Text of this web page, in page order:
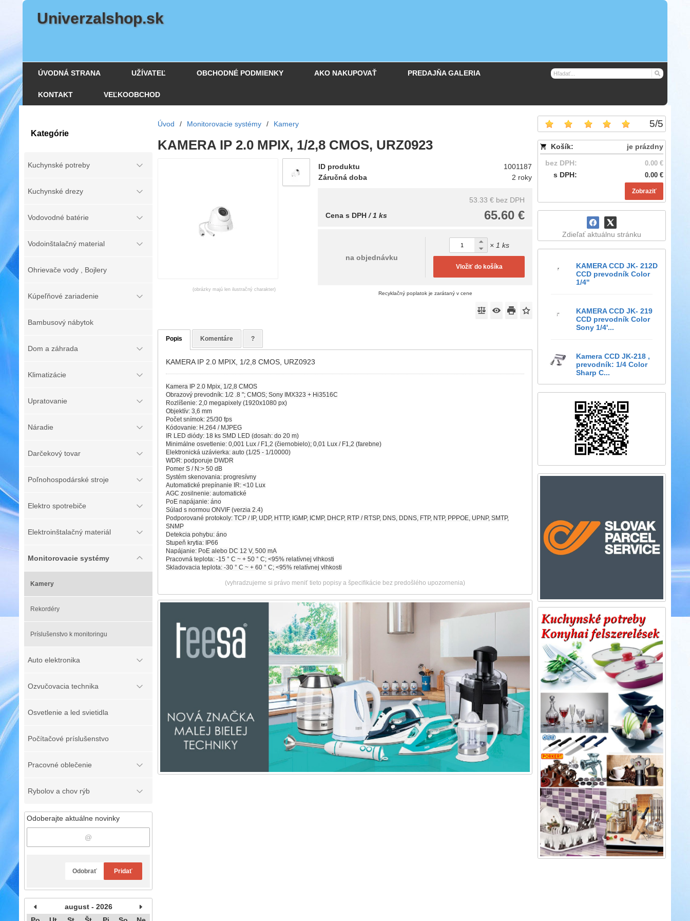
Univerzalshop.sk
ÚVODNÁ STRANA UŽÍVATEĽ OBCHODNÉ PODMIENKY AKO NAKUPOVAŤ PREDAJŇA GALERIA
KONTAKT VEĽKOOBCHOD
Kategórie
Kuchynské potreby
Kuchynské drezy
Vodovodné batérie
Vodoinštalačný material
Ohrievače vody , Bojlery
Kúpeľňové zariadenie
Bambusový nábytok
Dom a záhrada
Klimatizácie
Upratovanie
Náradie
Darčekový tovar
Poľnohospodárské stroje
Elektro spotrebiče
Elektroinštalačný materiál
Monitorovacie systémy
Kamery
Rekordéry
Príslušenstvo k monitoringu
Auto elektronika
Ozvučovacia technika
Osvetlenie a led svietidla
Počítačové príslušenstvo
Pracovné oblečenie
Rybolov a chov rýb
Odoberajte aktuálne novinky
Odobrať Pridať
august - 2026
5/5
Košík:
je prázdny
bez DPH:
0.00 €
s DPH: 0.00 €
Zobraziť
Zdieľať aktuálnu stránku
KAMERA CCD JK- 212D
CCD prevodník Color
1/4''
KAMERA CCD JK- 219
CCD prevodník Color
Sony 1/4'...
Kamera CCD JK-218 ,
prevodník: 1/4 Color
Sharp C...
Úvod / Monitorovacie systémy / Kamery
KAMERA IP 2.0 MPIX, 1/2,8 CMOS, URZ0923
(obrázky majú len ilustračný charakter)
ID produktu
1001187
Záručná doba
2 roky
53.33 € bez DPH
65.60 €
Cena s DPH / 1 ks
na objednávku
× 1 ks
Vložiť do košíka
Recyklačný poplatok je zarátaný v cene
Popis Komentáre ?
KAMERA IP 2.0 MPIX, 1/2,8 CMOS, URZ0923
Kamera IP 2.0 Mpix, 1/2,8 CMOS
Obrazový prevodník: 1/2 .8 "; CMOS; Sony IMX323 + Hi3516C
Rozlíšenie: 2,0 megapixely (1920x1080 px)
Objektív: 3,6 mm
Počet snímok: 25/30 fps
Kódovanie: H.264 / MJPEG
IR LED diódy: 18 ks SMD LED (dosah: do 20 m)
Minimálne osvetlenie: 0,001 Lux / F1,2 (čiernobielo); 0,01 Lux / F1,2 (farebne)
Elektronická uzávierka: auto (1/25 - 1/10000)
WDR: podporuje DWDR
Pomer S / N:> 50 dB
Systém skenovania: progresívny
Automatické prepínanie IR: <10 Lux
AGC zosilnenie: automatické
PoE napájanie: áno
Súlad s normou ONVIF (verzia 2.4)
Podporované protokoly: TCP / IP, UDP, HTTP, IGMP, ICMP, DHCP, RTP / RTSP, DNS, DDNS, FTP, NTP, PPPOE, UPNP, SMTP,
SNMP
Detekcia pohybu: áno
Stupeň krytia: IP66
Napájanie: PoE alebo DC 12 V, 500 mA
Pracovná teplota: -15 ° C ~ + 50 ° C; <95% relatívnej vlhkosti
Skladovacia teplota: -30 ° C ~ + 60 ° C; <95% relatívnej vlhkosti
(vyhradzujeme si právo meniť tieto popisy a špecifikácie bez predošlého upozornenia)